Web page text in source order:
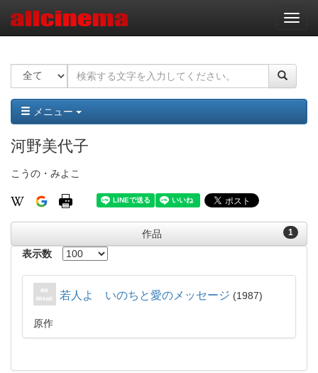
ナ
ビ
ー
ョ
ン
メニュー
河野美代子
こうの・みよこ
1
作品
表示数
若人よ いのちと愛のメッセージ 1987
原作